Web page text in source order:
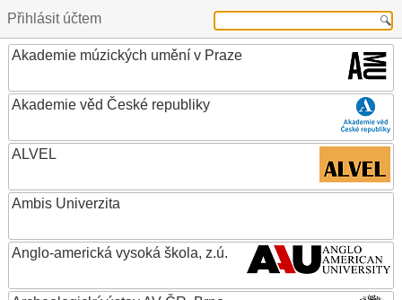
Přihlásit účtem
Akademie múzických umění v Praze
Akademie věd České republiky
ALVEL
Ambis Univerzita
Anglo-americká vysoká škola, z.ú.